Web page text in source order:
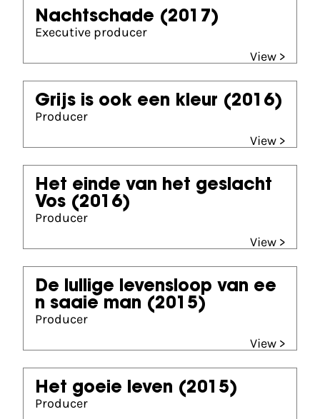
Nachtschade (2017)
Executive producer
View >
Grijs is ook een kleur (2016)
Producer
View >
Het einde van het geslacht
Vos (2016)
Producer
View >
De lullige levensloop van ee
n saaie man (2015)
Producer
View >
Het goeie leven (2015)
Producer